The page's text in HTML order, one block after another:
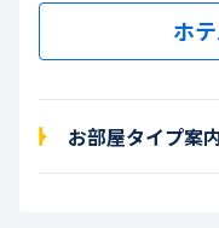
ホ
お部屋タイプ案内